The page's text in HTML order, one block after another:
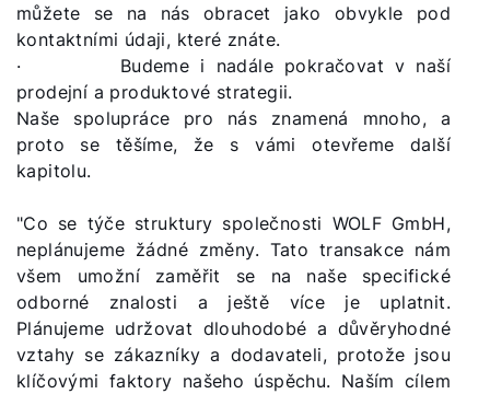
můžete se na nás obracet jako obvykle pod
kontaktními údaji, které znáte.
· Budeme i nadále pokračovat v naší
prodejní a produktové strategii.
Naše spolupráce pro nás znamená mnoho, a
proto se těšíme, že s vámi otevřeme další
kapitolu.
"Co se týče struktury společnosti WOLF GmbH,
neplánujeme žádné změny. Tato transakce nám
všem umožní zaměřit se na naše specifické
odborné znalosti a ještě více je uplatnit.
Plánujeme udržovat dlouhodobé a důvěryhodné
vztahy se zákazníky a dodavateli, protože jsou
klíčovými faktory našeho úspěchu. Naším cílem